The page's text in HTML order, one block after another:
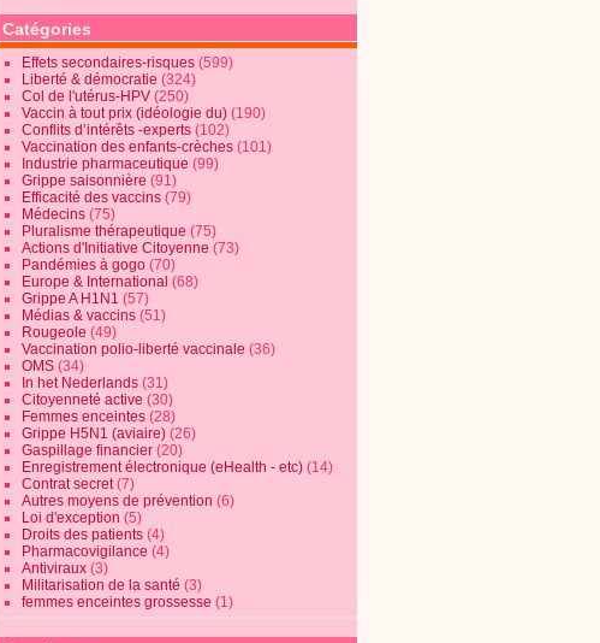
Catégories
Effets secondaires-risques (599)
Liberté & démocratie (324)
Col de l'utérus-HPV (250)
Vaccin à tout prix (idéologie du) (190)
Conflits d’intérêts -experts (102)
Vaccination des enfants-crèches (101)
Industrie pharmaceutique (99)
Grippe saisonnière (91)
Efficacité des vaccins (79)
Médecins (75)
Pluralisme thérapeutique (75)
Actions d'Initiative Citoyenne (73)
Pandémies à gogo (70)
Europe & International (68)
Grippe A H1N1 (57)
Médias & vaccins (51)
Rougeole (49)
Vaccination polio-liberté vaccinale (36)
OMS (34)
In het Nederlands (31)
Citoyenneté active (30)
Femmes enceintes (28)
Grippe H5N1 (aviaire) (26)
Gaspillage financier (20)
Enregistrement électronique (eHealth - etc) (14)
Contrat secret(7)
Autres moyens de prévention (6)
Loi d'exception (5)
Droits des patients (4)
Pharmacovigilance (4)
Antiviraux (3)
Militarisation de la santé (3)
femmes enceintes grossesse (1)